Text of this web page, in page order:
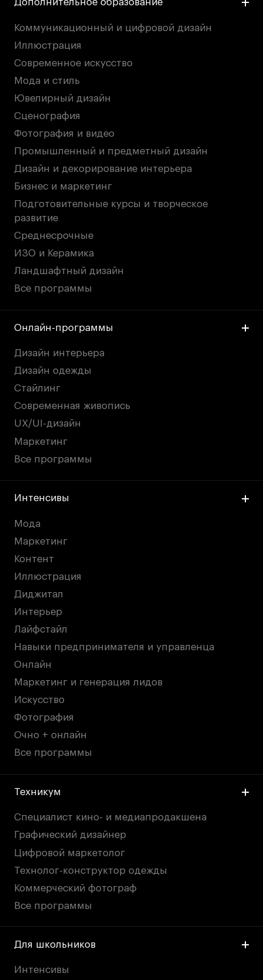
Карьера
Ассоциация выпускников
Центр карьеры
Живые проекты
Конкурсы
Участие в выставках
Летние стажировки
Проекты студентов
«Живые» проекты
Участие в выставках
Britanka New Creatives
Fashion Summer
Подобрать программу
Войти в кампус
Получить сертификат
Дни открытых
дверей
Дни открытых
дверей
События
События
Истории успеха
Истории успеха
Работы студентов
Работы студентов
Universal University
Universal University
EN
EN
© 2026 БВШД
Политика конфиденциальности
Публичная оферта
деятельности АНО ВО «Универсальный
Университет»
Карта сайта
Дополнительное образование
Коммуникационный и цифровой дизайн
Иллюстрация
Современное искусство
Мода и стиль
Ювелирный дизайн
Сценография
Фотография и видео
Промышленный и предметный дизайн
Дизайн и декорирование интерьера
Бизнес и маркетинг
Подготовительные курсы и творческое
развитие
Среднесрочные
ИЗО и Керамика
Ландшафтный дизайн
Все программы
Онлайн-программы
Дизайн интерьера
Дизайн одежды
Стайлинг
Современная живопись
UX/UI-дизайн
Маркетинг
Все программы
Интенсивы
Мода
Маркетинг
Контент
Иллюстрация
Диджитал
Интерьер
Лайфстайл
Навыки предпринимателя и управленца
Онлайн
Маркетинг и генерация лидов
Искусство
Фотография
Очно + онлайн
Все программы
Техникум
Специалист кино- и медиапродакшена
Графический дизайнер
Цифровой маркетолог
Технолог-конструктор одежды
Коммерческий фотограф
Все программы
Для школьников
Интенсивы